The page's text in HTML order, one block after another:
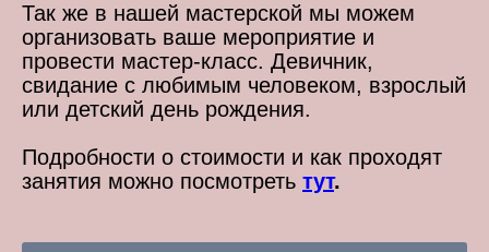
Так же в нашей мастерской мы можем
организовать ваше мероприятие и
провести мастер-класс. Девичник,
свидание с любимым человеком, взрослый
или детский день рождения.
Подробности о стоимости и как проходят
занятия можно посмотреть тут.